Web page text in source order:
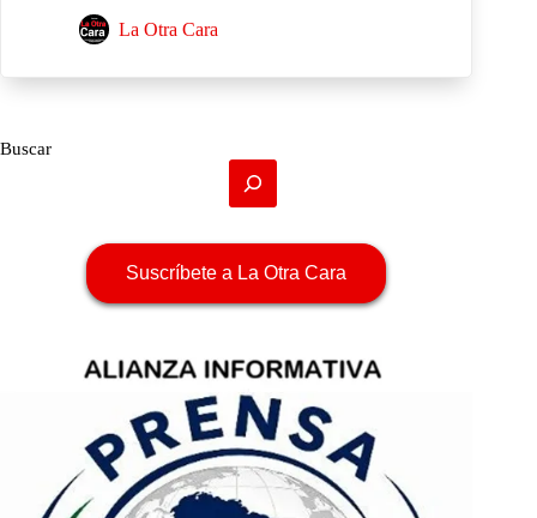
La Otra Cara
Buscar
Suscríbete a La Otra Cara